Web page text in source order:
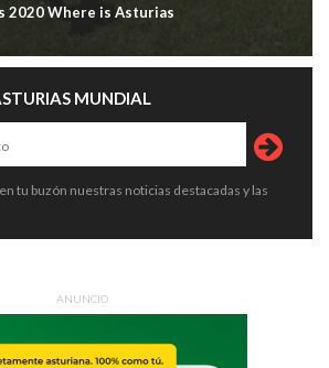
2020 Where is Asturias
MUNDIAL
tu buzón nuestras noticias destacadas y las
ANUNCIO